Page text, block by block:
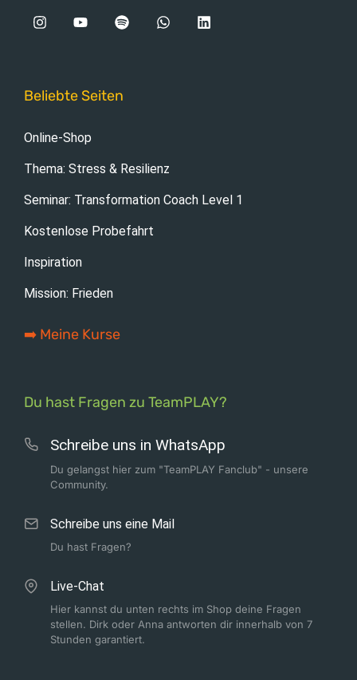
Beliebte Seiten
Online-Shop
Thema: Stress & Resilienz
Seminar: Transformation Coach Level 1
Kostenlose Probefahrt
Inspiration
Mission: Frieden
➡️ Meine Kurse
Du hast Fragen zu TeamPLAY?
Schreibe uns in WhatsApp
Du gelangst hier zum "TeamPLAY Fanclub" - unsere
Community.
Schreibe uns eine Mail
Du hast Fragen?
Live-Chat
Hier kannst du unten rechts im Shop deine Fragen
stellen. Dirk oder Anna antworten dir innerhalb von 7
Stunden garantiert.